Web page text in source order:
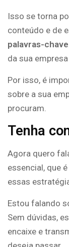
Isso se torna
conteúdo e de
palavras-chave
da sua
Por isso, é
sobre a sua
procuram.
Tenha
Agora quero
essencial, que
essas
Estou falando
Sem dúvidas,
encaixe e